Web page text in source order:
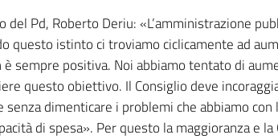
Pd, Roberto Deriu: «L’amministrazione
questo istinto ci troviamo ciclicamente ad
sempre positiva. Noi abbiamo tentato di
questo obiettivo. Il Consiglio deve
dimenticare i problemi che abbiamo con
di spesa». Per questo la maggioranza e